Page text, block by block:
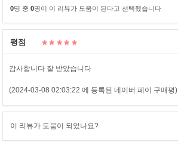
0명 중 0명이 이 리뷰가 도움이 된다고 선택했습니다
평점
감사합니다 잘 받았습니다
(2024-03-08 02:03:22 에 등록된 네이버 페이 구매평)
이 리뷰가 도움이 되었나요?